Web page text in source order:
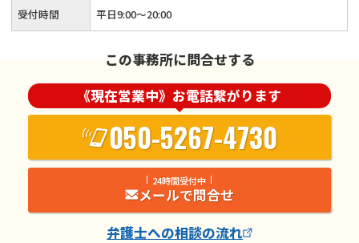
受付時間 平日9:00〜20:00
この事務所に問合せする
《現在営業中》お電話繋がります
050-5267-4730
24時間受付中
メールで問合せ
弁護士への相談の流れ